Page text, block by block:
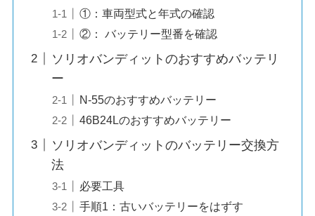
①：車両型式と年式の確認
②： バッテリー型番を確認
ソリオバンディットのおすすめバッテリ
ー
N-55のおすすめバッテリー
46B24Lのおすすめバッテリー
ソリオバンディットのバッテリー交換方
法
必要工具
手順1：古いバッテリーをはずす